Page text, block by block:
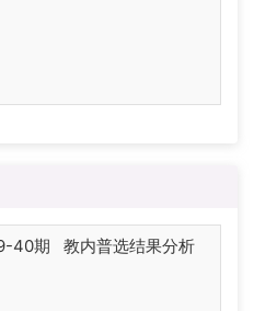
40期 教内普选结果分析